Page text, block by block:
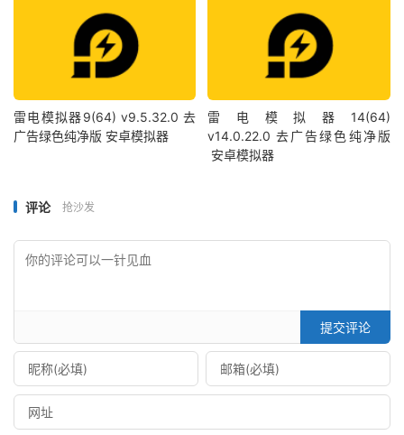
雷电模拟器9(64) v9.5.32.0 去
广告绿色纯净版 安卓模拟器
雷电模拟器14(64)
v14.0.22.0 去广告绿色纯净版
安卓模拟器
评论 抢沙发
提交评论